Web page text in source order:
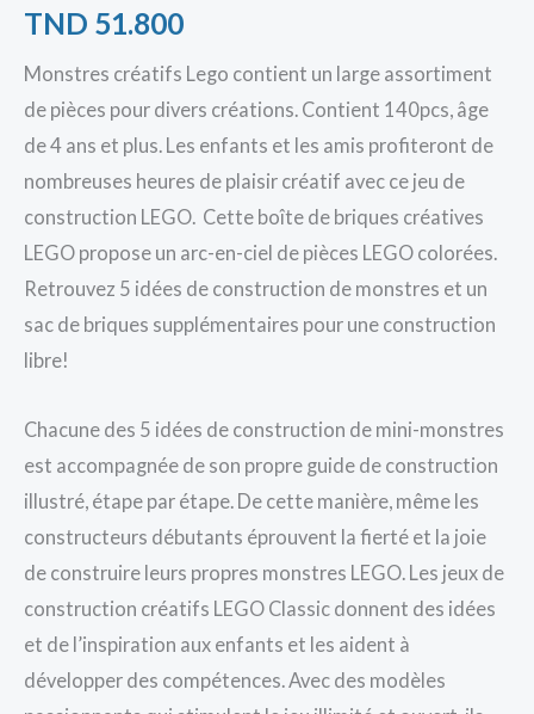
TND 51.800
Monstres créatifs Lego contient un large assortiment
de pièces pour divers créations. Contient 140pcs, âge
de 4 ans et plus. Les enfants et les amis profiteront de
nombreuses heures de plaisir créatif avec ce jeu de
construction LEGO. Cette boîte de briques créatives
LEGO propose un arc-en-ciel de pièces LEGO colorées.
Retrouvez 5 idées de construction de monstres et un
sac de briques supplémentaires pour une construction
libre!
Chacune des 5 idées de construction de mini-monstres
est accompagnée de son propre guide de construction
illustré, étape par étape. De cette manière, même les
constructeurs débutants éprouvent la fierté et la joie
de construire leurs propres monstres LEGO. Les jeux de
construction créatifs LEGO Classic donnent des idées
et de l’inspiration aux enfants et les aident à
développer des compétences. Avec des modèles